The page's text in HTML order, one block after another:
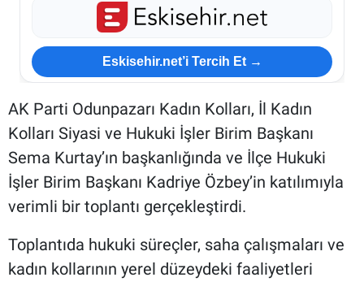
Eskisehir.net’i Tercih Et →
AK Parti Odunpazarı Kadın Kolları, İl Kadın
Kolları Siyasi ve Hukuki İşler Birim Başkanı
Sema Kurtay’ın başkanlığında ve İlçe Hukuki
İşler Birim Başkanı Kadriye Özbey’in katılımıyla
verimli bir toplantı gerçekleştirdi.
Toplantıda hukuki süreçler, saha çalışmaları ve
kadın kollarının yerel düzeydeki faaliyetleri